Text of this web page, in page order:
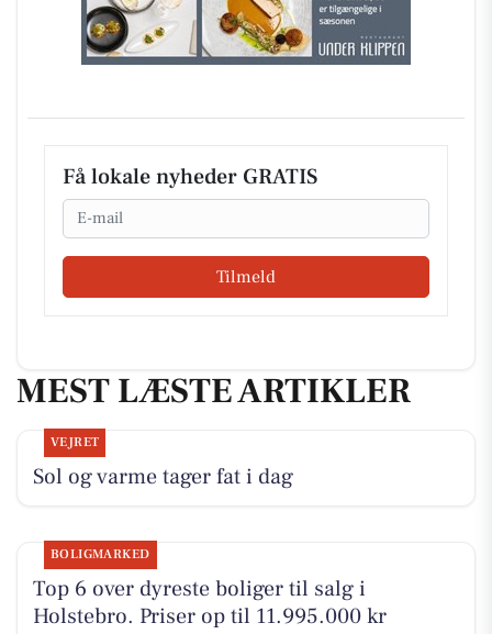
Få lokale nyheder GRATIS
Email
Tilmeld
MEST LÆSTE ARTIKLER
VEJRET
Sol og varme tager fat i dag
BOLIGMARKED
Top 6 over dyreste boliger til salg i
Holstebro. Priser op til 11.995.000 kr